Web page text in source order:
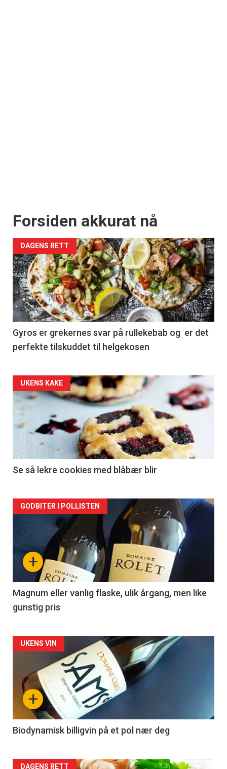
Forsiden akkurat nå
DAGENS RETT
Gyros er grekernes svar på rullekebab og er det
perfekte tilskuddet til helgekosen
Forsiden
akkurat
nå
2
UKENS KAKE
Se så lekre cookies med blåbær blir
Forsiden
akkurat
nå
3
+
GODBITER I POLLISTEN
Magnum eller vanlig flaske, ulik årgang, men like
gunstig pris
Forsiden
akkurat
nå
4
+
UKENS VIN
Biodynamisk billigvin på et pol nær deg
DAGENS RETT